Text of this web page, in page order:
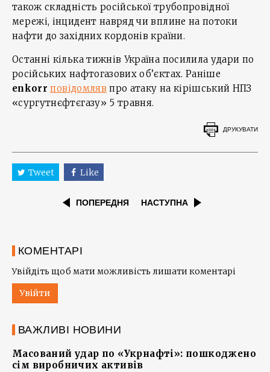
також складність російської трубопровідної
мережі, інцидент навряд чи вплине на потоки
нафти до західних кордонів країни.
Останні кілька тижнів Україна посилила удари по
російських нафтогазових об’єктах. Раніше
enkorr повідомляв про атаку на кірішський НПЗ
«сургутнєфтєгазу» 5 травня.
ДРУКУВАТИ
Tweet Like
ПОПЕРЕДНЯ НАСТУПНА
КОМЕНТАРІ
Увійдіть щоб мати можливість лишати коментарі
Увійти
ВАЖЛИВІ НОВИНИ
Масований удар по «Укрнафті»: пошкоджено
сім виробничих активів